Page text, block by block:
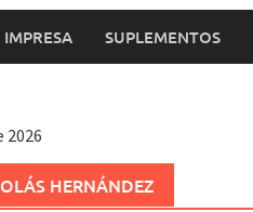
SUPLEMENTOS
2026
HERNÁNDEZ